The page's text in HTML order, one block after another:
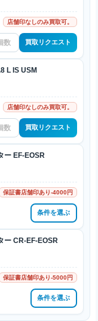
店舗印なしのみ買取可。
買取リクエスト
L IS USM
店舗印なしのみ買取可。
買取リクエスト
ー EF-EOSR
保証書店舗印あり-4000円
条件を選ぶ
ー CR-EF-EOSR
保証書店舗印あり-5000円
条件を選ぶ